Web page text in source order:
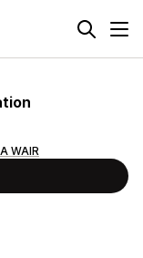
WAIR